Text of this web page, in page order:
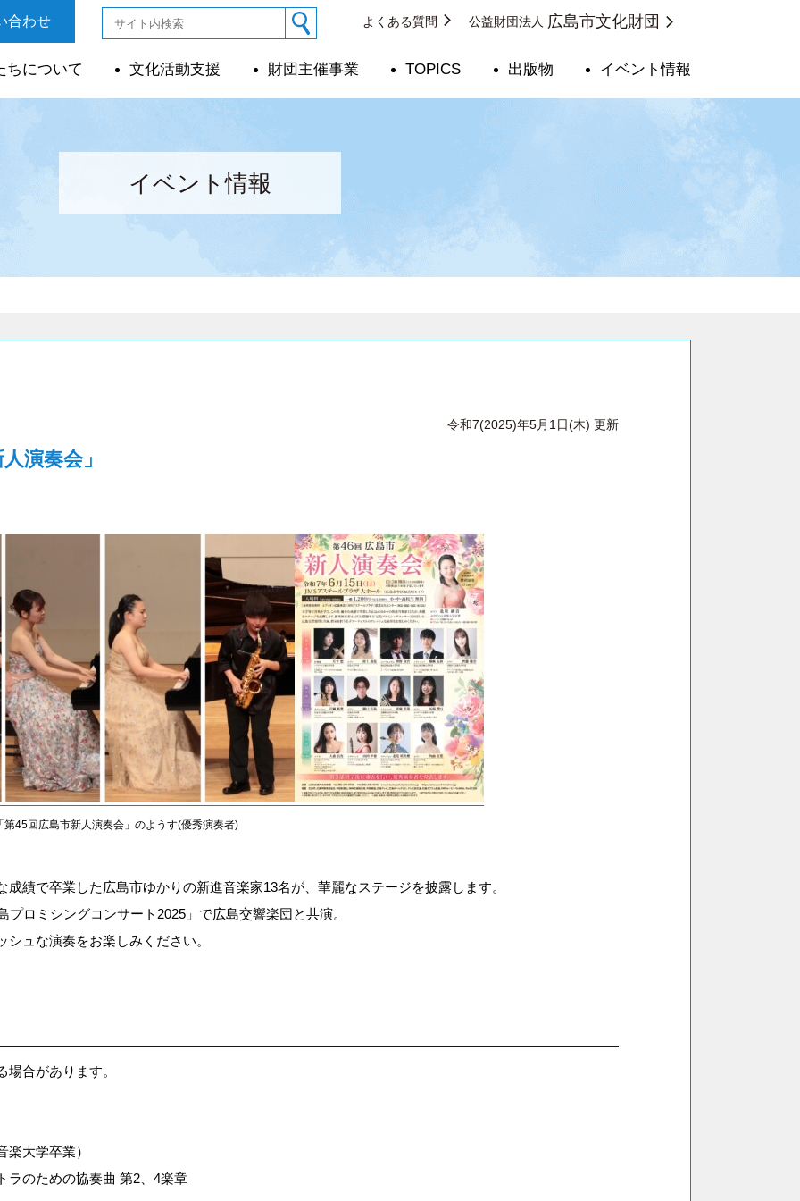
合わせ よくある質問 公益財団法人 広島市文化財団
ちについて 文化活動支援 財団主催事業 TOPICS 出版物 イベント情報
イベント情報
令和7(2025)年5月1日(木) 更新
演奏会」
第45回広島市新人演奏会」のようす(優秀演奏者)
績で卒業した広島市ゆかりの新進音楽家13名が、華麗なステージを披露します。
ロミシングコンサート2025」で広島交響楽団と共演。
ュな演奏をお楽しみください。
合があります。
大学卒業）
のための協奏曲 第2、4楽章